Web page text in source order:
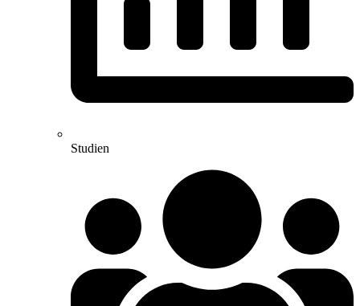
Studien